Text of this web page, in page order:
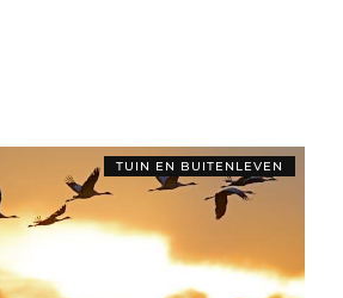
TUIN EN BUITENLEVEN